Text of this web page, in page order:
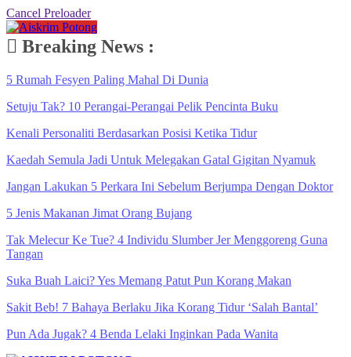
Cancel Preloader
Breaking News :
5 Rumah Fesyen Paling Mahal Di Dunia
Setuju Tak? 10 Perangai-Perangai Pelik Pencinta Buku
Kenali Personaliti Berdasarkan Posisi Ketika Tidur
Kaedah Semula Jadi Untuk Melegakan Gatal Gigitan Nyamuk
Jangan Lakukan 5 Perkara Ini Sebelum Berjumpa Dengan Doktor
5 Jenis Makanan Jimat Orang Bujang
Tak Melecur Ke Tue? 4 Individu Slumber Jer Menggoreng Guna
Tangan
Suka Buah Laici? Yes Memang Patut Pun Korang Makan
Sakit Beb! 7 Bahaya Berlaku Jika Korang Tidur ‘Salah Bantal’
Pun Ada Jugak? 4 Benda Lelaki Inginkan Pada Wanita